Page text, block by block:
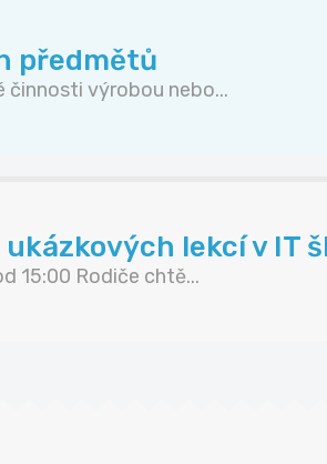
předmětů
výrobou nebo...
lekcí v IT
15:00 Rodiče chtě...